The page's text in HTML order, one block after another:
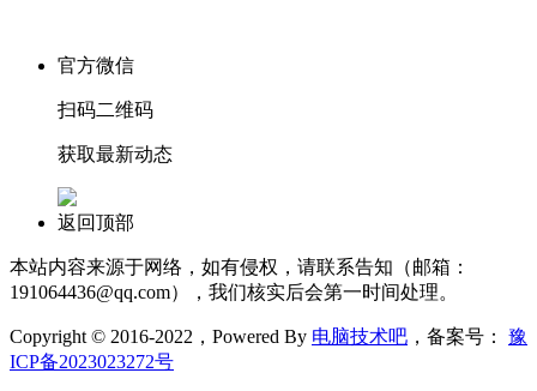
官方微信
扫码二维码
获取最新动态
返回顶部
本站内容来源于网络，如有侵权，请联系告知（邮箱：
191064436@qq.com），我们核实后会第一时间处理。
Copyright © 2016-2022，Powered By 电脑技术吧 ，备案号： 豫
ICP备2023023272号